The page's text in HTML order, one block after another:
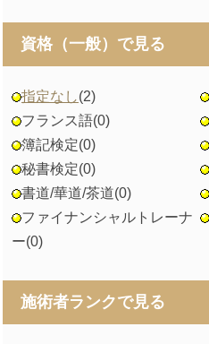
資格（一般）で見る
指定なし(2)
フランス語(0)
簿記検定(0)
秘書検定(0)
書道/華道/茶道(0)
ファイナンシャルトレーナ
ー(0)
施術者ランクで見る